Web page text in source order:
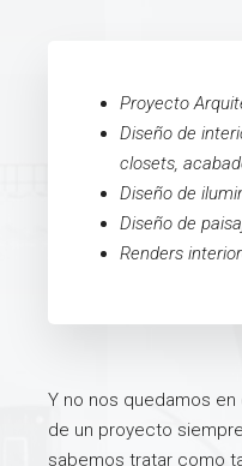
Proyecto
Diseño de
closets,
Diseño de
Diseño de
Renders
Y no nos quedamos
de un proyecto
sabemos tratar como